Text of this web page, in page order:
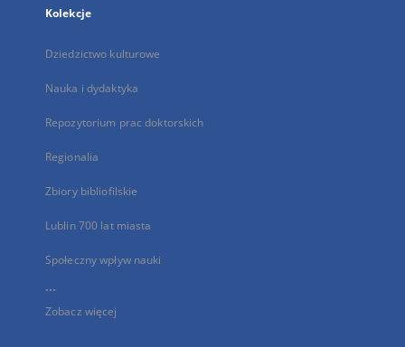
Kolekcje
Dziedzictwo kulturowe
Nauka i dydaktyka
Repozytorium prac doktorskich
Regionalia
Zbiory bibliofilskie
Lublin 700 lat miasta
Społeczny wpływ nauki
...
Zobacz więcej